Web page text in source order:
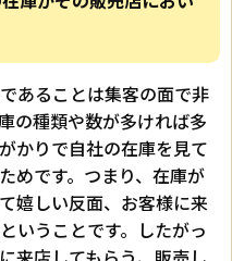
あることは集客の面で非
の種類や数が多ければ多
かりで自社の在庫を見て
めです。つまり、在庫が
嬉しい反面、お客様に来
いうことです。したがっ